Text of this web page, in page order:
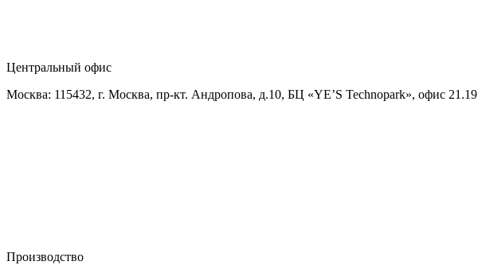
Центральный офис
Москва: 115432, г. Москва, пр-кт. Андропова, д.10, БЦ «YE’S Technopark», офис 21.19
Производство